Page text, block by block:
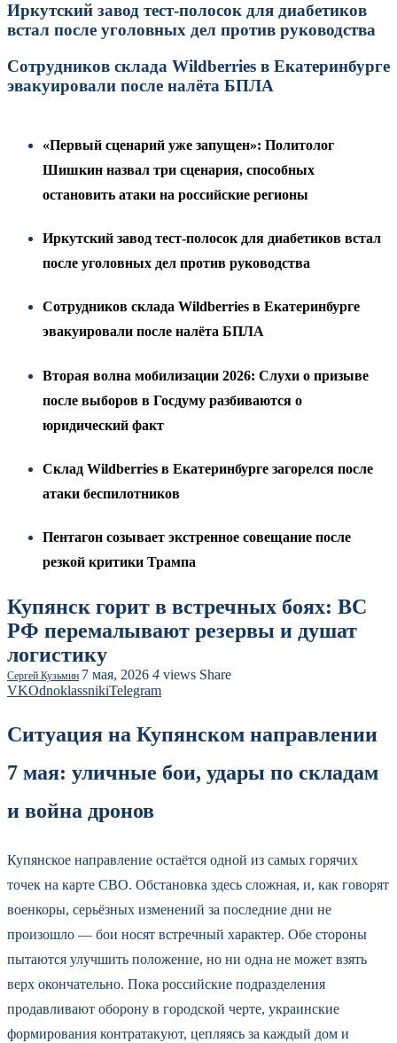
Иркутский завод тест-полосок для диабетиков
встал после уголовных дел против руководства
Сотрудников склада Wildberries в Екатеринбурге
эвакуировали после налёта БПЛА
«Первый сценарий уже запущен»: Политолог
Шишкин назвал три сценария, способных
остановить атаки на российские регионы
Иркутский завод тест-полосок для диабетиков встал
после уголовных дел против руководства
Сотрудников склада Wildberries в Екатеринбурге
эвакуировали после налёта БПЛА
Вторая волна мобилизации 2026: Слухи о призыве
после выборов в Госдуму разбиваются о
юридический факт
Склад Wildberries в Екатеринбурге загорелся после
атаки беспилотников
Пентагон созывает экстренное совещание после
резкой критики Трампа
Купянск горит в встречных боях: ВС
РФ перемалывают резервы и душат
логистику
Сергей Кузьмин 7 мая, 2026 4 views Share
VKOdnoklassnikiTelegram
Ситуация на Купянском направлении
7 мая: уличные бои, удары по складам
и война дронов
Купянское направление остаётся одной из самых горячих
точек на карте СВО. Обстановка здесь сложная, и, как говорят
военкоры, серьёзных изменений за последние дни не
произошло — бои носят встречный характер. Обе стороны
пытаются улучшить положение, но ни одна не может взять
верх окончательно. Пока российские подразделения
продавливают оборону в городской черте, украинские
формирования контратакуют, цепляясь за каждый дом и